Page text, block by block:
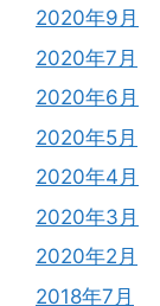
2020年9月
2020年7月
2020年6月
2020年5月
2020年4月
2020年3月
2020年2月
2018年7月